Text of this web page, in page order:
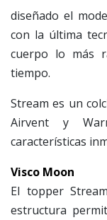
diseñado el
con la última
cuerpo lo más
tiempo.
Stream es un
Airvent y
características
Visco Moon
El topper
estructura